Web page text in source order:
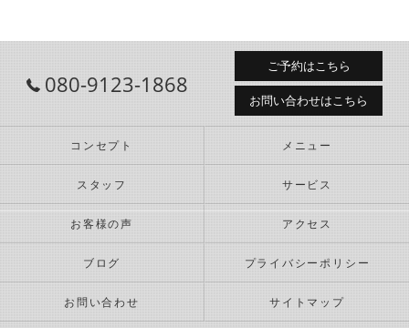
080-9123-1868
ご予約はこちら
お問い合わせはこちら
コンセプト メニュー
スタッフ サービス
お客様の声 アクセス
ブログ プライバシーポリシー
お問い合わせ サイトマップ